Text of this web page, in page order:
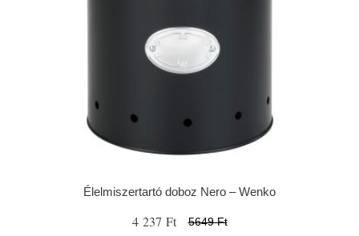
Élelmiszertartó doboz Nero – Wenko
4 237 Ft 5649 Ft